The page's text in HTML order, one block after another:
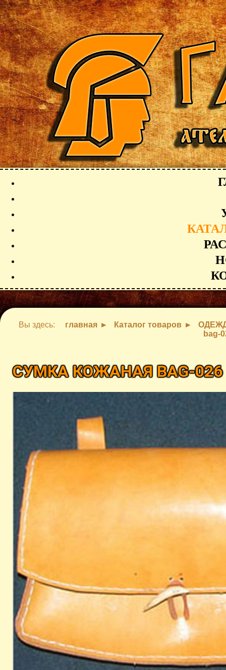
Вы здесь: главная Каталог товаров
bag-
СУМКА КОЖАНАЯ BAG-026